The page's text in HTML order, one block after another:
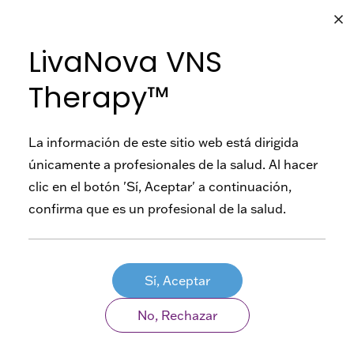
su ubicación.
VNS
Therapy™
VNS
Pacientes
pediátricos
Testimonios
de
pacientes
Quality of
Productos Productos
SenTiva™
Programador
y Accesorios
Recursos Recursos
Preguntas
Frecuentes
Contacto
LivaNova VNS
Therapy™
La información de este sitio web está dirigida
únicamente a profesionales de la salud. Al hacer
clic en el botón 'Sí, Aceptar' a continuación,
confirma que es un profesional de la salud.
Sí, Aceptar
No, Rechazar